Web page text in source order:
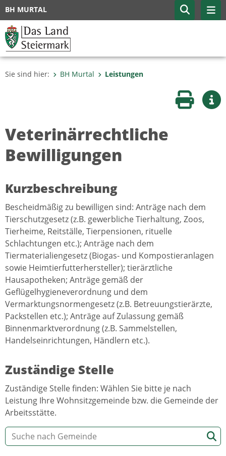
BH MURTAL
Sie sind hier: BH Murtal Leistungen
Seite
Veterinärrechtliche
Bewilligungen
Kurzbeschreibung
Bescheidmäßig zu bewilligen sind: Anträge nach dem
Tierschutzgesetz (z.B. gewerbliche Tierhaltung, Zoos,
Tierheime, Reitställe, Tierpensionen, rituelle
Schlachtungen etc.); Anträge nach dem
Tiermaterialiengesetz (Biogas- und Kompostieranlagen
sowie Heimtierfutterhersteller); tierärztliche
Hausapotheken; Anträge gemäß der
Geflügelhygieneverordnung und dem
Vermarktungsnormengesetz (z.B. Betreuungstierärzte,
Packstellen etc.); Anträge auf Zulassung gemäß
Binnenmarktverordnung (z.B. Sammelstellen,
Handelseinrichtungen, Händlern etc.).
Zuständige Stelle
Zuständige Stelle finden: Wählen Sie bitte je nach
Leistung Ihre Wohnsitzgemeinde bzw. die Gemeinde der
Arbeitsstätte.